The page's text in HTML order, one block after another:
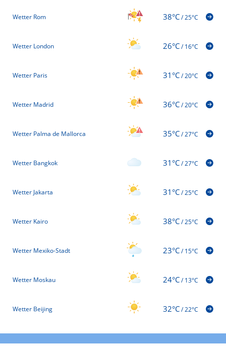
Wetter Rom 38°C/25°C
Wetter London 26°C/16°C
Wetter Paris 31°C/20°C
Wetter Madrid 36°C/20°C
Wetter Palma de Mallorca 35°C/27°C
Wetter Bangkok 31°C/27°C
Wetter Jakarta 31°C/25°C
Wetter Kairo 38°C/25°C
Wetter Mexiko-Stadt 23°C/15°C
Wetter Moskau 24°C/13°C
Wetter Beijing 32°C/22°C